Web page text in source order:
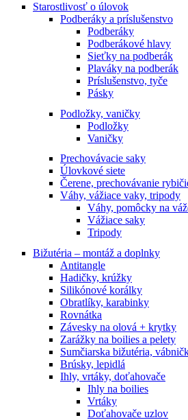
Starostlivosť o úlovok
Podberáky a príslušenstvo
Podberáky
Podberákové hlavy
Sieťky na podberák
Plaváky na podberák
Príslušenstvo, tyče
Pásky
Podložky, vaničky
Podložky
Vaničky
Prechovávacie saky
Úlovkové siete
Čerene, prechovávanie
Váhy, vážiace vaky, tripody
Váhy, pomôcky na
Vážiace saky
Tripody
Bižutéria – montáž a doplnky
Antitangle
Hadičky, krúžky
Silikónové korálky
Obratlíky, karabinky
Rovnátka
Závesky na olová + krytky
Zarážky na boilies a pelety
Sumčiarska bižutéria,
Brúsky, lepidlá
Ihly, vrtáky, doťahovače
Ihly na boilies
Vrtáky
Doťahovače uzlov